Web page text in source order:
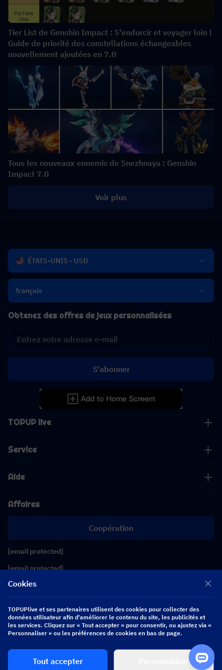
$ 0.00
Acheter
Tier List de Genshin Impact : S'endurcir et voyager loin |
Guide de priorité des constellations échangeables
nouvellement ajoutées en 7.0
Tous les nouveaux ennemis de Snezhnaya : Genshin
Impact 7.0
Voir plus
ÉTATS-UNIS - USD
français
TOPUP live
Service
Aide
Affaires
Coopération
[email protected]
[email protected]
Obtenez des offres de jeux personnalisées
S'abonner
Suivez-nous
Copyright 2026 SEA WHALE TECHNOLOGY PTE.LTD. All Rights Reserved.
Cookies
TOPUPlive et ses partenaires utilisent des cookies pour collecter des
données utilisateur afin d'améliorer le contenu du site, les publicités et
les services. Cliquez sur « Tout accepter » pour consentir, ou ajustez via «
Personnaliser » ou les préférences de cookies en bas de page.
Tout accepter Personnaliser